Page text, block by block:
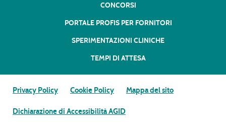
CONCORSI
PORTALE PROFIS PER FORNITORI
SPERIMENTAZIONI CLINICHE
TEMPI DI ATTESA
Privacy Policy Cookie Policy Mappa del sito
Dichiarazione di Accessibilità AGID